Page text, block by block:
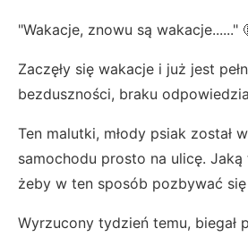
"Wakacje, znowu są wakacje......"
Zaczęły się wakacje i już jest
bezduszności, braku
Ten malutki, młody psiak został
samochodu prosto na ulicę.
żeby w ten sposób pozbywać
Wyrzucony tydzień temu, biegał